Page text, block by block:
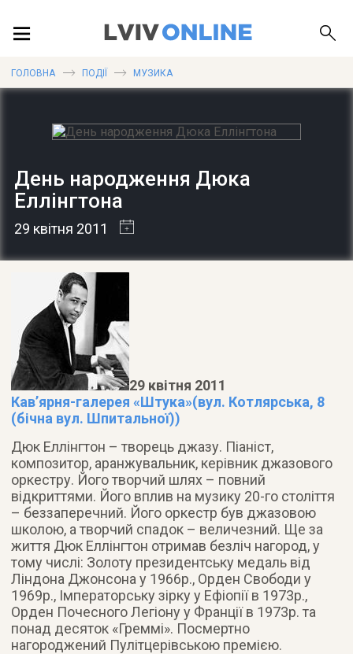
ПУБЛІКАЦІЇ
ДОВІДКА
ГОЛОВНА ПОДІЇ МУЗИКА
День народження Дюка
Еллінгтона
29 квітня 2011
29 квітня 2011
Кав’ярня-галерея «Штука»(вул. Котлярська, 8
(бічна вул. Шпитальної))
Дюк Еллінгтон – творець джазу. Піаніст,
композитор, аранжувальник, керівник джазового
оркестру. Його творчий шлях – повний
відкриттями. Його вплив на музику 20-го століття
– беззаперечний. Його оркестр був джазовою
школою, а творчий спадок – величезний. Ще за
життя Дюк Еллінгтон отримав безліч нагород, у
тому числі: Золоту президентську медаль від
Ліндона Джонсона у 1966р., Орден Свободи у
1969р., Імператорську зірку у Ефіопії в 1973р.,
Орден Почесного Легіону у Франції в 1973р. та
понад десяток «Греммі». Посмертно
нагороджений Пулітцерівською премією.